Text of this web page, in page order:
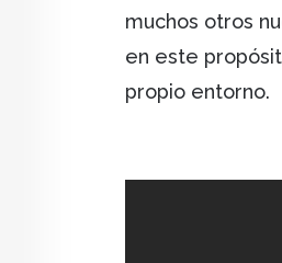
muchos otros
en este
propio entorno.